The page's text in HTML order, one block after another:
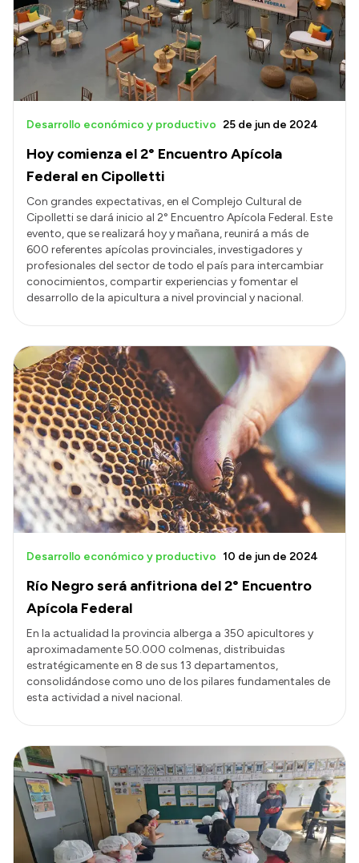
Hoy comienza el 2° Encuentro Apícola
Federal en Cipolletti
Desarrollo económico y productivo 25 de jun de 2024
Con grandes expectativas, en el Complejo Cultural de
Cipolletti se dará inicio al 2° Encuentro Apícola Federal. Este
evento, que se realizará hoy y mañana, reunirá a más de
600 referentes apícolas provinciales, investigadores y
profesionales del sector de todo el país para intercambiar
conocimientos, compartir experiencias y fomentar el
desarrollo de la apicultura a nivel provincial y nacional.
Río Negro será anfitriona del 2° Encuentro
Apícola Federal
Desarrollo económico y productivo 10 de jun de 2024
En la actualidad la provincia alberga a 350 apicultores y
aproximadamente 50.000 colmenas, distribuidas
estratégicamente en 8 de sus 13 departamentos,
consolidándose como uno de los pilares fundamentales de
esta actividad a nivel nacional.